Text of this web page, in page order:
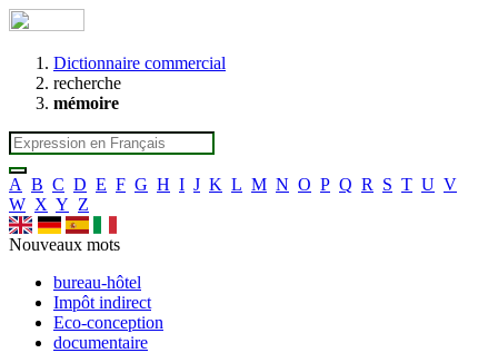
Dictionnaire commercial
recherche
mémoire
A B C D E F G H I J K L M N O P Q R S T U V
W X Y Z
Nouveaux mots
bureau-hôtel
Impôt indirect
Eco-conception
documentaire